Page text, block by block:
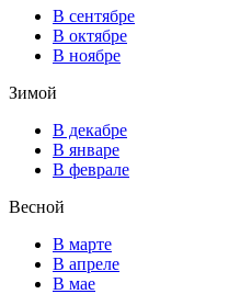
В сентябре
В октябре
В ноябре
Зимой
В декабре
В январе
В феврале
Весной
В марте
В апреле
В мае